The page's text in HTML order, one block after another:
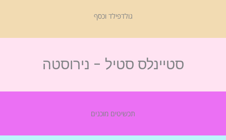
גולדפילד וכסף
סטיינלס סטיל - נירוסטה
תכשיטים מוכנים